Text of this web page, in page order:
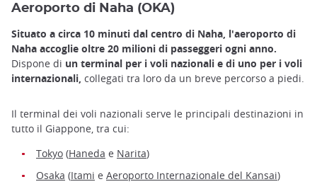
Aeroporto di Naha (OKA)
Situato a circa 10 minuti dal centro di Naha, l'aeroporto di
Naha accoglie oltre 20 milioni di passeggeri ogni anno.
Dispone di un terminal per i voli nazionali e di uno per i voli
internazionali, collegati tra loro da un breve percorso a piedi.
Il terminal dei voli nazionali serve le principali destinazioni in
tutto il Giappone, tra cui:
Tokyo (Haneda e Narita)
Osaka (Itami e Aeroporto Internazionale del Kansai)